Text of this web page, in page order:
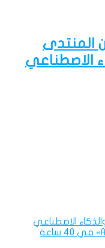
المنتدى
الاصطناعي
الاصطناعي
الوكيل وصناعة المحتوى – AIJD 2.0» في 40 ساعة